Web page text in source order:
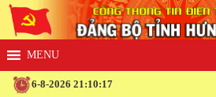
6-8-2026 21:10:17